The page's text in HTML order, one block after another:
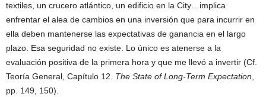
textiles, un crucero atlántico, un edificio en la City…implica
enfrentar el alea de cambios en una inversión que para incurrir en
ella deben mantenerse las expectativas de ganancia en el largo
plazo. Esa seguridad no existe. Lo único es atenerse a la
evaluación positiva de la primera hora y que me llevó a invertir (Cf.
Teoría General, Capítulo 12. The State of Long-Term Expectation
pp. 149, 150).